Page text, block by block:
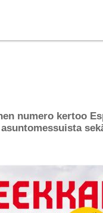
numero kertoo